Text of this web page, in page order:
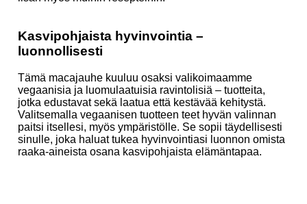
Kasvipohjaista hyvinvointia –
luonnollisesti
Tämä macajauhe kuuluu osaksi valikoimaamme
vegaanisia ja luomulaatuisia ravintolisiä – tuotteita,
jotka edustavat sekä laatua että kestävää kehitystä.
Valitsemalla vegaanisen tuotteen teet hyvän valinnan
paitsi itsellesi, myös ympäristölle. Se sopii täydellisesti
sinulle, joka haluat tukea hyvinvointiasi luonnon omista
raaka-aineista osana kasvipohjaista elämäntapaa.